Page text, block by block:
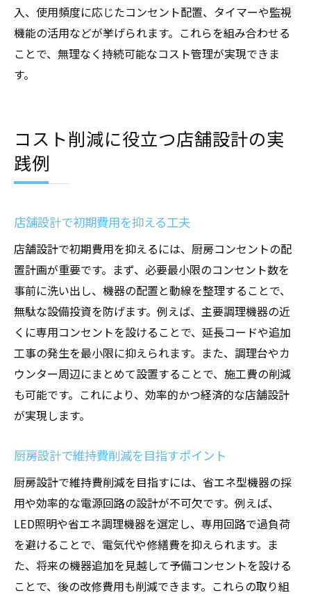
入、使用頻度に応じたコンセント配置、タイマーや監視
機能の活用などが挙げられます。これらを組み合わせる
ことで、無理なく持続可能なコスト管理が実現できま
す。
コスト削減に役立つ店舗設計の実
践例
店舗設計で初期費用を抑える工夫
店舗設計で初期費用を抑えるには、厨房コンセントの配
置計画が重要です。まず、必要最小限のコンセント数を
事前に洗い出し、機器の配置と動線を整理することで、
無駄な設備投資を防げます。例えば、主要調理機器の近
くに専用コンセントを設けることで、延長コードや追加
工事の発生を最小限に抑えられます。また、調理台やカ
ウンター周辺にまとめて設置することで、施工費の削減
も可能です。これにより、効率的かつ経済的な店舗設計
が実現します。
厨房設計で維持費削減を目指すポイント
厨房設計で維持費削減を目指すには、省エネ型機器の採
用や効率的な電源回路の設計が不可欠です。例えば、
LED照明や省エネ調理機器を選定し、専用回路で過負荷
を避けることで、電気代や修繕費を抑えられます。ま
た、将来の機器追加を見越して予備コンセントを設ける
ことで、後の改修費用も削減できます。これらの取り組